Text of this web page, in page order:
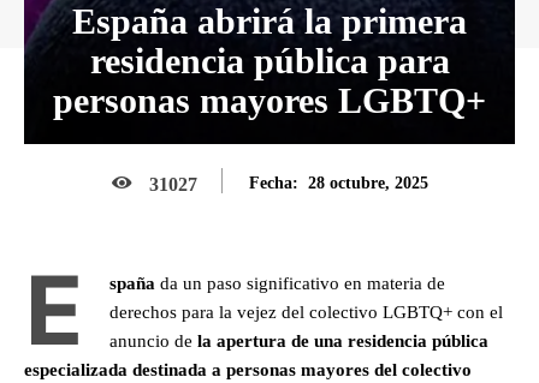
España abrirá la primera
residencia pública para
personas mayores LGBTQ+
31027 Fecha: 28 octubre, 2025
E spaña da un paso significativo en materia de
derechos para la vejez del colectivo LGBTQ+ con el
anuncio de la apertura de una residencia pública
especializada destinada a personas mayores del colectivo